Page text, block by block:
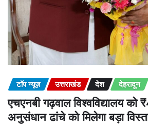
टॉप न्यूज़ उत्तराखंड देश देहरादून
एचएनबी गढ़वाल विश्वविद्यालय को
अनुसंधान ढांचे को मिलेगा बड़ा